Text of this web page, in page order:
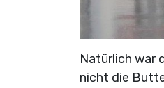
Natürlich war
nicht die